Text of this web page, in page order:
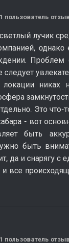
пользователь
лучик
однако
Проблем
никах
Это
- вот
быть
быть
да и снарягу с
пользователь